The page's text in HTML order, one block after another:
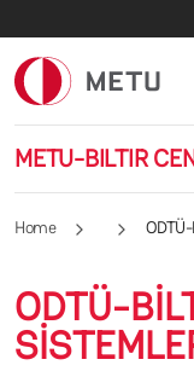
METU-BILTIR
Home
ODTÜ-